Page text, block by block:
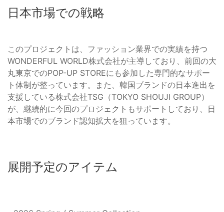
日本市場での戦略
このプロジェクトは、ファッション業界での実績を持つ
WONDERFUL WORLD株式会社が主導しており、前回の大
丸東京でのPOP-UP STOREにも参加した専門的なサポー
ト体制が整っています。また、韓国ブランドの日本進出を
支援している株式会社TSG（TOKYO SHOUJI GROUP）
が、継続的に今回のプロジェクトもサポートしており、日
本市場でのブランド認知拡大を狙っています。
展開予定のアイテム